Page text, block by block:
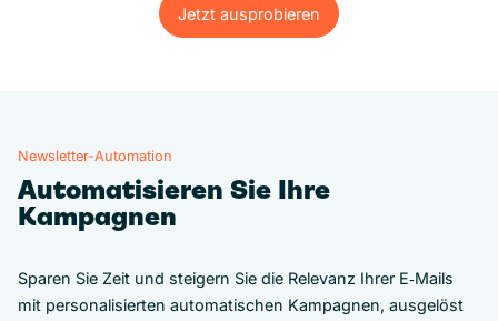
Jetzt ausprobieren
Jetzt ausprobieren
Newsletter-Automation
Automatisieren Sie Ihre
Kampagnen
Sparen Sie Zeit und steigern Sie die Relevanz Ihrer E‑Mails
mit personalisierten automatischen Kampagnen, ausgelöst